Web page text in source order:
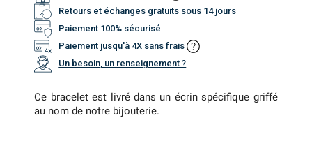
Retours et échanges gratuits sous 14 jours
Paiement 100% sécurisé
Paiement jusqu'à 4X sans frais
Un besoin, un renseignement ?
Ce bracelet est livré dans un écrin spécifique griffé
au nom de notre bijouterie.